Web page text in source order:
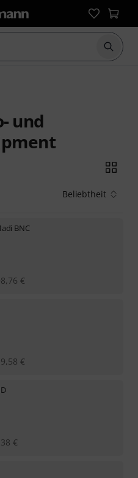
Suche
und
Beliebtheit
BNC
€
€
€